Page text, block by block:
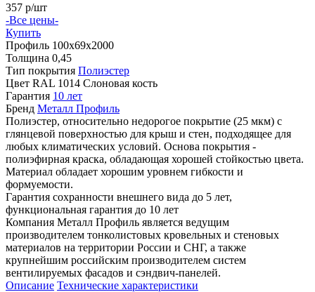
357 р/шт
-Все цены-
Купить
Профиль 100х69х2000
Толщина 0,45
Тип покрытия Полиэстер
Цвет RAL 1014 Слоновая кость
Гарантия 10 лет
Бренд Металл Профиль
Полиэстер, относительно недорогое покрытие (25 мкм) с
глянцевой поверхностью для крыш и стен, подходящее для
любых климатических условий. Основа покрытия -
полиэфирная краска, обладающая хорошей стойкостью цвета.
Материал обладает хорошим уровнем гибкости и
формуемости.
Гарантия сохранности внешнего вида до 5 лет,
функциональная гарантия до 10 лет
Компания Металл Профиль является ведущим
производителем тонколистовых кровельных и стеновых
материалов на территории России и СНГ, а также
крупнейшим российским производителем систем
вентилируемых фасадов и сэндвич-панелей.
Описание Технические характеристики